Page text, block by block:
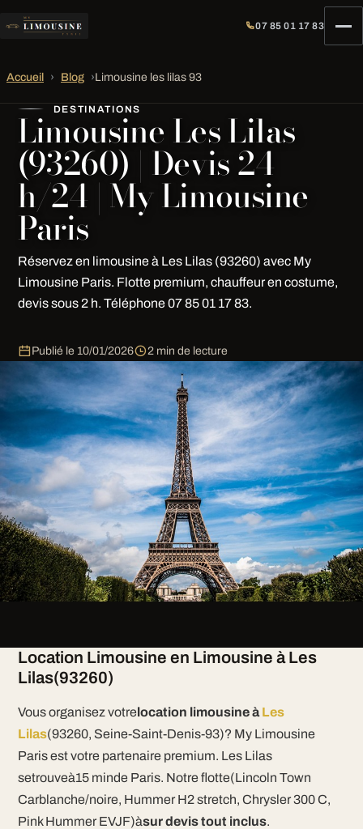
07 85 01 17 83
Accueil › Blog ›Limousine les lilas 93
DESTINATIONS
Limousine Les Lilas
(93260) | Devis 24
h/24 | My Limousine
Paris
Réservez en limousine à Les Lilas (93260) avec My
Limousine Paris. Flotte premium, chauffeur en costume,
devis sous 2 h. Téléphone 07 85 01 17 83.
Publié le 10/01/2026 2 min de lecture
Location Limousine en Limousine à Les
Lilas(93260)
Vous organisez votrelocation limousine àLes
Lilas(93260, Seine-Saint-Denis-93)? My Limousine
Paris est votre partenaire premium. Les Lilas
setrouveà15 minde Paris. Notre flotte(Lincoln Town
Carblanche/noire, Hummer H2 stretch, Chrysler 300 C,
Pink Hummer EVJF)àsur devis tout inclus.